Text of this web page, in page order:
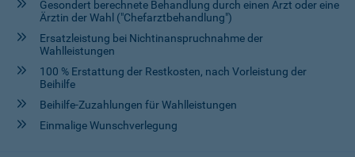
Gesondert berechnete Behandlung durch einen Arzt oder eine
Ärztin der Wahl ("Chefarztbehandlung")
Ersatzleistung bei Nichtinanspruchnahme der
Wahlleistungen
100 % Erstattung der Restkosten, nach Vorleistung der
Beihilfe
Beihilfe-Zuzahlungen für Wahlleistungen
Einmalige Wunschverlegung